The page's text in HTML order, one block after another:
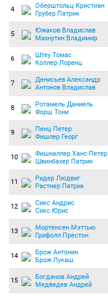
4
Оберштольц Кристиан
Грубер Патрик
5
Южаков Владислав
Махнутин Владимир
6
Штеу Томас
Коллер Лоренц
7
Денисьев Александр
Антонов Владислав
8
Ротамель Даниель
Форш Тони
9
Пенц Петер
Фишлер Георг
10
Фишналлер Ханс-Петер
Швинбахер Патрик
11
Ридер Людвиг
Растнер Патрик
12
Сикс Андрис
Сикс Юрис
13
Мортенсен Мэттью
Грифолл Престон
14
Брож Антонин
Брож Лукаш
15
Богданов Андрей
Медведев Андрей